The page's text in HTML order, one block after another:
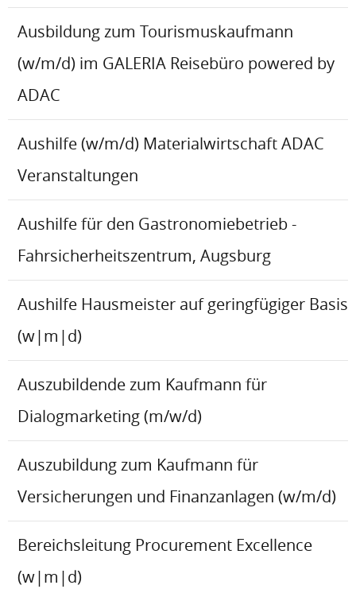
Ausbildung zum Tourismuskaufmann
(w/m/d) im GALERIA Reisebüro powered by
ADAC
Aushilfe (w/m/d) Materialwirtschaft ADAC
Veranstaltungen
Aushilfe für den Gastronomiebetrieb -
Fahrsicherheitszentrum, Augsburg
Aushilfe Hausmeister auf geringfügiger Basis
(w|m|d)
Auszubildende zum Kaufmann für
Dialogmarketing (m/w/d)
Auszubildung zum Kaufmann für
Versicherungen und Finanzanlagen (w/m/d)
Bereichsleitung Procurement Excellence
(w|m|d)